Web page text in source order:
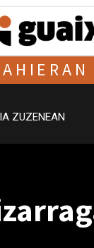
ZUZENEAN